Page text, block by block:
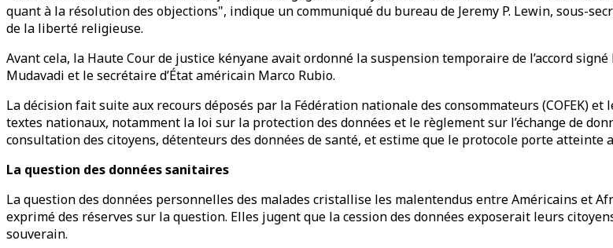
quant à la résolution des objections", indique un communiqué du bureau de Jeremy P. Lewin, sous-
de la liberté religieuse.
Avant cela, la Haute Cour de justice kényane avait ordonné la suspension temporaire de l’accord
Mudavadi et le secrétaire d’État américain Marco Rubio.
La décision fait suite aux recours déposés par la Fédération nationale des consommateurs (COFEK)
textes nationaux, notamment la loi sur la protection des données et le règlement sur l’échange de
consultation des citoyens, détenteurs des données de santé, et estime que le protocole porte
La question des données sanitaires
La question des données personnelles des malades cristallise les malentendus entre Américains et
exprimé des réserves sur la question. Elles jugent que la cession des données exposerait leurs
souverain.